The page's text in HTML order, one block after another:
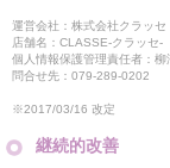
運営会社：株式会社クラッセ
店舗名：CLASSE-クラッセ-
個人情報保護管理責任者：
問合せ先：079-289-0202
※2017/03/16 改定
継続的改善